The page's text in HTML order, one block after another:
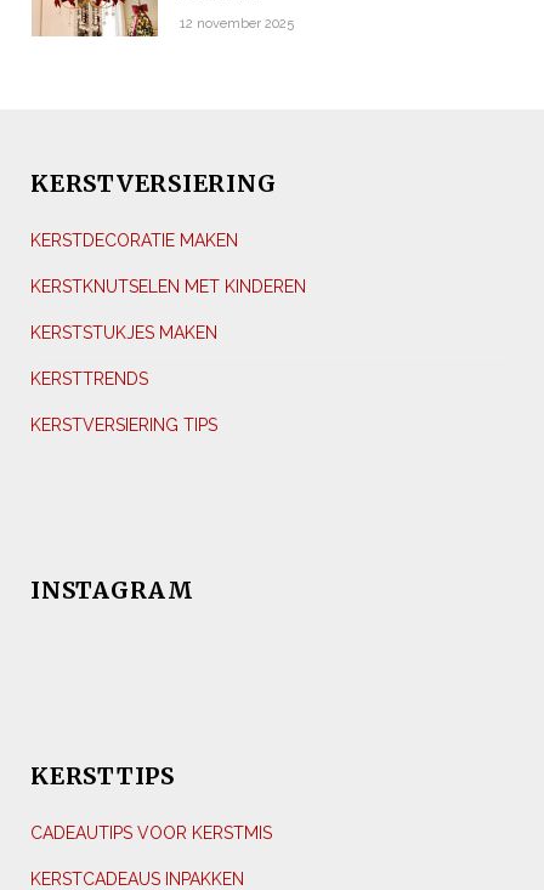
12 november 2025
KERSTVERSIERING
KERSTDECORATIE MAKEN
KERSTKNUTSELEN MET KINDEREN
KERSTSTUKJES MAKEN
KERSTTRENDS
KERSTVERSIERING TIPS
INSTAGRAM
KERSTTIPS
CADEAUTIPS VOOR KERSTMIS
KERSTCADEAUS INPAKKEN